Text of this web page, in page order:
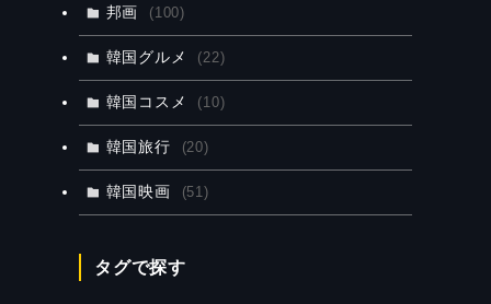
邦画 (100)
韓国グルメ (22)
韓国コスメ (10)
韓国旅行 (20)
韓国映画 (51)
タグで探す